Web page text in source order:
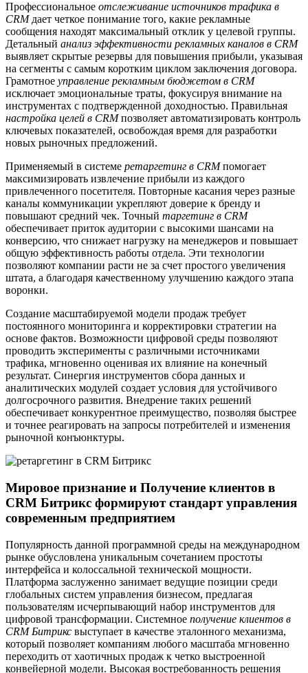
Профессиональное отслеживание источников трафика в
CRMдает четкое понимание того, какие рекламные
сообщения находят максимальный отклик у целевой группы.
Детальный анализ эффективности рекламных каналов в CRM
выявляет скрытые резервы для повышения прибыли, указывая
на сегменты с самым коротким циклом заключения договора.
Грамотное управление рекламным бюджетом в CRM
исключает эмоциональные траты, фокусируя внимание на
инструментах с подтвержденной доходностью. Правильная
настройка целей в CRMпозволяет автоматизировать контроль
ключевых показателей, освобождая время для разработки
новых рыночных предложений.
Применяемый в системе ретаргетинг в CRMпомогает
максимизировать извлечение прибыли из каждого
привлеченного посетителя. Повторные касания через разные
каналы коммуникации укрепляют доверие к бренду и
повышают средний чек. Точный таргетинг в CRM
обеспечивает приток аудитории с высокими шансами на
конверсию, что снижает нагрузку на менеджеров и повышает
общую эффективность работы отдела. Эти технологии
позволяют компании расти не за счет простого увеличения
штата, а благодаря качественному улучшению каждого этапа
воронки.
Создание масштабируемой модели продаж требует
постоянного мониторинга и корректировки стратегии на
основе фактов. Возможности цифровой среды позволяют
проводить эксперименты с различными источниками
трафика, мгновенно оценивая их влияние на конечный
результат. Синергия инструментов сбора данных и
аналитических модулей создает условия для устойчивого
долгосрочного развития. Внедрение таких решений
обеспечивает конкурентное преимущество, позволяя быстрее
и точнее реагировать на запросы потребителей и изменения
рыночной конъюнктуры.
Мировое признание и Получение клиентов в
CRM Битрикс формируют стандарт управления
современным предприятием
Популярность данной программной среды на международном
рынке обусловлена уникальным сочетанием простоты
интерфейса и колоссальной технической мощности.
Платформа заслуженно занимает ведущие позиции среди
глобальных систем управления бизнесом, предлагая
пользователям исчерпывающий набор инструментов для
цифровой трансформации. Системное получение клиентов в
CRM Битрикс выступает в качестве эталонного механизма,
который позволяет компаниям любого масштаба мгновенно
переходить от хаотичных продаж к четко выстроенной
конвейерной модели. Высокая востребованность решения